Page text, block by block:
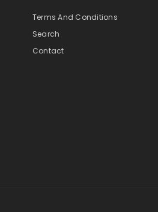
Terms And Conditions
Search
Contact